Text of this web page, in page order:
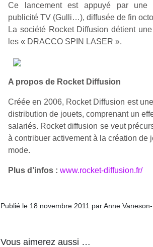
Ce lancement est appuyé par une
publicité TV (Gulli…), diffusée de fin
La société Rocket Diffusion détient
les « DRACCO SPIN LASER ».
A propos de Rocket Diffusion
Créée en 2006, Rocket Diffusion est
distribution de jouets, comprenant un
salariés. Rocket diffusion se veut
à contribuer activement à la création de
mode.
Plus d’infos : www.rocket-diffusion.fr/
Publié le 18 novembre 2011 par Anne
Vous aimerez aussi …
Beeper
Les
enfants
débordent
occupations
toujours
simple.
Conjuguer
divertissement,
apprentissage…
Durant les
vacances
estivales
et avec le
l’occasion
pour les
enfants
de…